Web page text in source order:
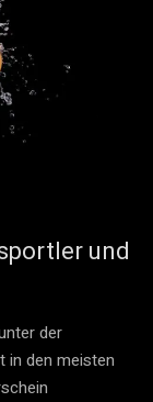
und
der
in den meisten